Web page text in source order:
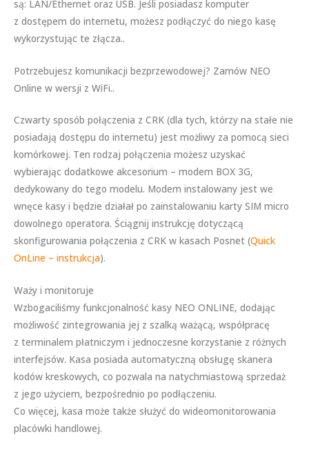
są: LAN/Ethernet oraz USB. Jeśli posiadasz komputer
z dostępem do internetu, możesz podłączyć do niego kasę
wykorzystując te złącza..
Potrzebujesz komunikacji bezprzewodowej? Zamów NEO
Online w wersji z WiFi..
Czwarty sposób połączenia z CRK (dla tych, którzy na stałe nie
posiadają dostępu do internetu) jest możliwy za pomocą sieci
komórkowej. Ten rodzaj połączenia możesz uzyskać
wybierając dodatkowe akcesorium – modem BOX 3G,
dedykowany do tego modelu. Modem instalowany jest we
wnęce kasy i będzie działał po zainstalowaniu karty SIM micro
dowolnego operatora. Ściągnij instrukcję dotyczącą
skonfigurowania połączenia z CRK w kasach Posnet (Quick
OnLine – instrukcja).
Waży i monitoruje
Wzbogaciliśmy funkcjonalność kasy NEO ONLINE, dodając
możliwość zintegrowania jej z szalką ważącą, współpracę
z terminalem płatniczym i jednoczesne korzystanie z różnych
interfejsów. Kasa posiada automatyczną obsługę skanera
kodów kreskowych, co pozwala na natychmiastową sprzedaż
z jego użyciem, bezpośrednio po podłączeniu.
Co więcej, kasa może także służyć do wideomonitorowania
placówki handlowej.